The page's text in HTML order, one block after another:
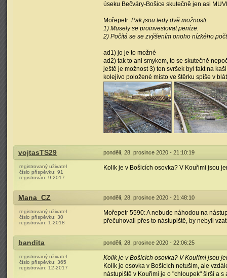
úseku Bečváry-Bošice skutečně jen asi
Mořepetr: Pak jsou tedy dvě možnosti:
1) Musely se proinvestovat peníze.
2) Počítá se se zvýšením onoho nízkého
ad1) jo je to možné
ad2) tak to ani smykem, to se skutečně
ještě je možnost 3) ten svršek byl fakt na
kolejivo položené místo ve štěrku spíše v
vojtasTS29 pondělí, 28. prosince 2020 - 21:10:19
registrovaný uživatel
číslo příspěvku: 91
registrován: 9-2017
Kolik je v Bošicích osovka? V Kouřimi jsou
Mana_CZ pondělí, 28. prosince 2020 - 21:48:10
registrovaný uživatel
číslo příspěvku: 30
registrován: 1-2018
Mořepetr 5590: A nebude náhodou na
přečuhovali přes to nástupiště, by nebyli
bandita pondělí, 28. prosince 2020 - 22:06:25
registrovaný uživatel
číslo příspěvku: 365
registrován: 12-2017
Kolik je v Bošicích osovka? V Kouřimi jsou
Kolik je osovka v Bošicích netušim, ale
nástupiště v Kouřimi je o "chloupek" širší a s